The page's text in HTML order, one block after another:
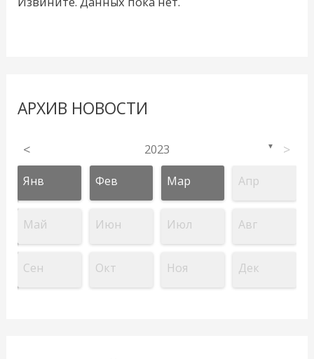
АРХИВ НОВОСТИ
< 2023 ▼ >
Янв Фев Мар Апр
Май Июн Июл Авг
Сен Окт Ноя Дек